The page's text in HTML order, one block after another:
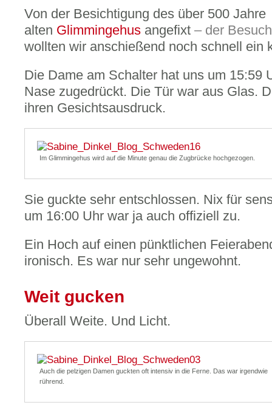
Von der Besichtigung des über 500 Jahre
alten Glimmingehus angefixt – der
wollten wir anschießend noch schnell ein
Die Dame am Schalter hat uns um 15:59
Nase zugedrückt. Die Tür war aus Glas.
ihren Gesichtsausdruck.
Im Glimmingehus wird auf die Minute genau die Zugbrücke hochgezogen.
Sie guckte sehr entschlossen. Nix für
um 16:00 Uhr war ja auch offiziell zu.
Ein Hoch auf einen pünktlichen
ironisch. Es war nur sehr ungewohnt.
Weit gucken
Überall Weite. Und Licht.
Auch die pelzigen Damen guckten oft intensiv in die Ferne. Das war irgendwie
rührend.